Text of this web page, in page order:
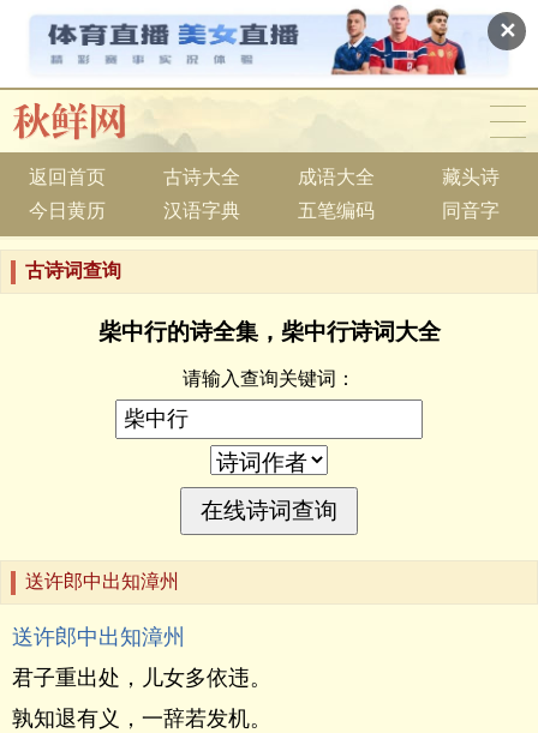
✕
返回首页 古诗大全 成语大全
藏头诗
今日黄历
汉语字典 五笔编码 同音字
古诗词查询
柴中行的诗全集，柴中行诗词大全
请输入查询关键词：
送许郎中出知漳州
送许郎中出知漳州
君子重出处，儿女多依违。
孰知退有义，一辞若发机。